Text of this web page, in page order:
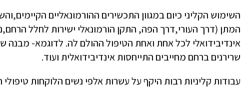
השימוש הקליני כיום במגוון התכשירים ההורמונאליים
המתן (דרך העורי,דרך הפה, התקן הורמונאלי ישירות לחלל
אינדיבידואלי לכל אחת ואחת הטיפול ההולם לה. לדוגמא- מבנה
שרירנים ברחם מחייבים התייחסות אינדיבידואלית ועוד.
עבודות קליניות רבות היקף על עשרות אלפי נשים הלוקחות